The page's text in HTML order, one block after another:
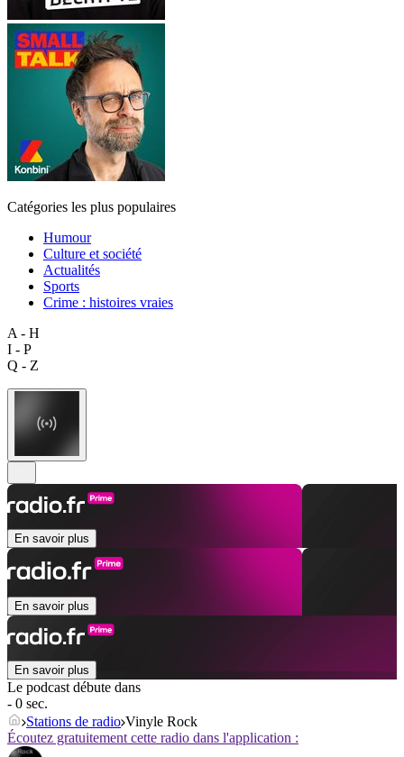
Catégories les plus populaires
Humour
Culture et société
Actualités
Sports
Crime : histoires vraies
A - H
I - P
Q - Z
En savoir plus
En savoir plus
En savoir plus
Le podcast débute dans
- 0 sec.
Stations de radio Vinyle Rock
Écoutez gratuitement cette radio dans l'application :